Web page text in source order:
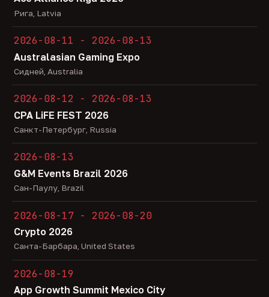
Рига, Latvia
2026-08-11 - 2026-08-13
Australasian Gaming Expo
Сидней, Australia
2026-08-12 - 2026-08-13
CPA LiFE FEST 2026
Санкт-Петербург, Russia
2026-08-13
G&M Events Brazil 2026
Сан-Паулу, Brazil
2026-08-17 - 2026-08-20
Crypto 2026
Санта-Барбара, United States
2026-08-19
App Growth Summit Mexico City